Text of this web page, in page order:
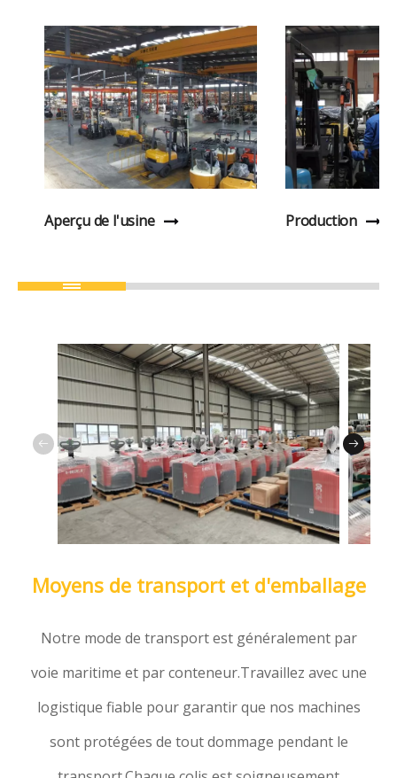
Aperçu de l'usine Production
Moyens de transport et d'emballage
Notre mode de transport est généralement par
voie maritime et par conteneur.Travaillez avec une
logistique fiable pour garantir que nos machines
sont protégées de tout dommage pendant le